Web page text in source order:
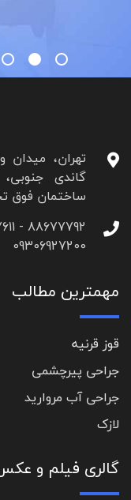
تهران، میدان
گاندی
ساختمان فوق تخصصی
09306927200
مهمترین مطالب
قوز قرنیه
جراحی پیرچشمی
جراحی آب مروارید
لازک
گالری فیلم و